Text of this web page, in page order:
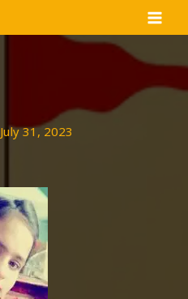
July 31, 2023